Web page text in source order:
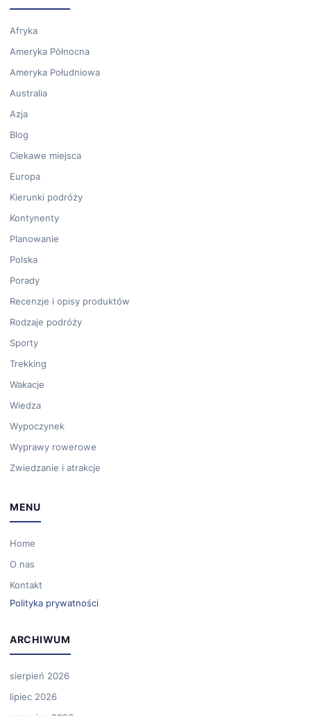
Afryka
Ameryka Północna
Ameryka Południowa
Australia
Azja
Blog
Ciekawe miejsca
Europa
Kierunki podróży
Kontynenty
Planowanie
Polska
Porady
Recenzje i opisy produktów
Rodzaje podróży
Sporty
Trekking
Wakacje
Wiedza
Wypoczynek
Wyprawy rowerowe
Zwiedzanie i atrakcje
MENU
Home
O nas
Kontakt
Polityka prywatności
ARCHIWUM
sierpień 2026
lipiec 2026